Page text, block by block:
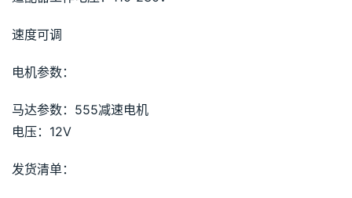
速度可调
电机参数：
马达参数：555减速电机
电压：12V
发货清单：